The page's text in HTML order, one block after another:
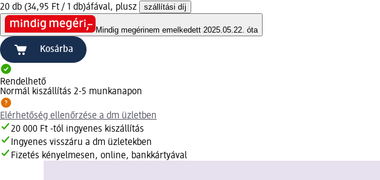
20 db (34,95 Ft / 1 db)áfával, plusz szállítási díj
Mindig megérinem emelkedett 2025.05.22. óta
Kosárba
Rendelhető
Normál kiszállítás 2-5 munkanapon
Elérhetőség ellenőrzése a dm üzletben
20 000 Ft -tól ingyenes kiszállítás
Ingyenes visszáru a dm üzletekben
Fizetés kényelmesen, online, bankkártyával